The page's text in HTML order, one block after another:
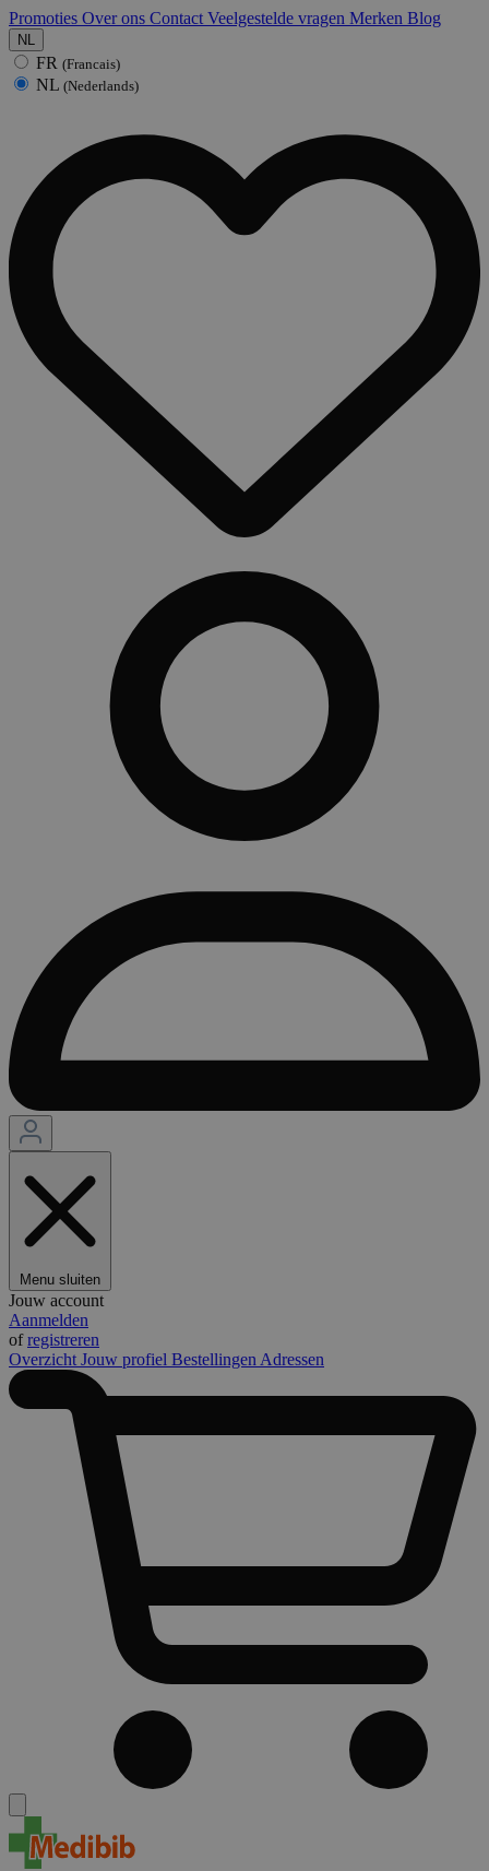
Promoties Over ons Contact Veelgestelde vragen Merken Blog
NL
FR (Francais)
NL (Nederlands)
Menu sluiten
Jouw account
Aanmelden
ofregistreren
Overzicht Jouw profiel Bestellingen Adressen